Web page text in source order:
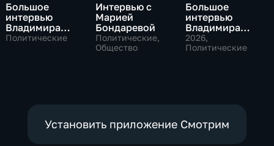
Большое
интервью
Владимира
Путина Сергею
Политические
Интервью с
Марией
Бондаревой
Политические,
Общество
Большое
интервью
Владимира
Соловьева
Роджеру
2026,
Политические
Установить приложение Смотрим